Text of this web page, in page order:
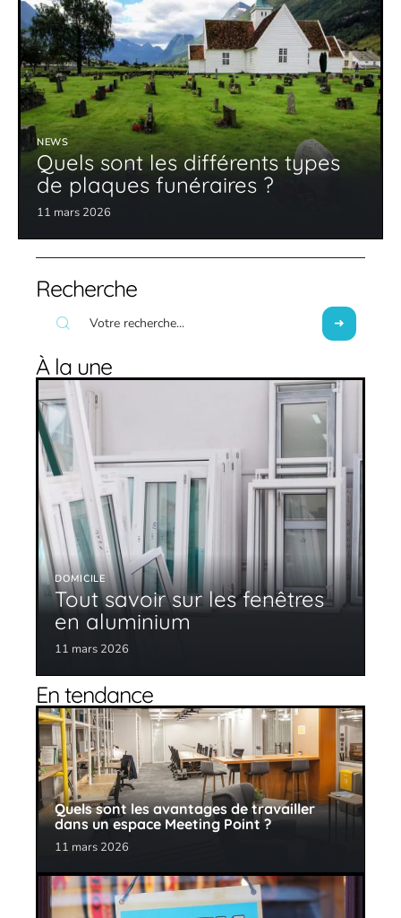
NEWS
Quels sont les différents types
de plaques funéraires ?
11 mars 2026
Recherche
À la une
DOMICILE
Tout savoir sur les fenêtres
en aluminium
11 mars 2026
En tendance
Quels sont les avantages de travailler
dans un espace Meeting Point ?
11 mars 2026